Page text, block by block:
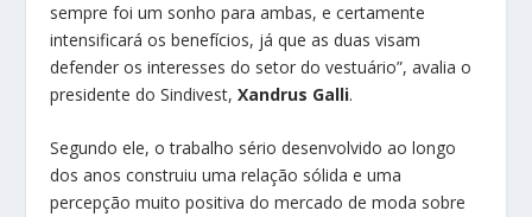
sempre foi um sonho para ambas, e certamente
intensificará os benefícios, já que as duas visam
defender os interesses do setor do vestuário”, avalia o
presidente do Sindivest,Xandrus Galli.
Segundo ele, o trabalho sério desenvolvido ao longo
dos anos construiu uma relação sólida e uma
percepção muito positiva do mercado de moda sobre